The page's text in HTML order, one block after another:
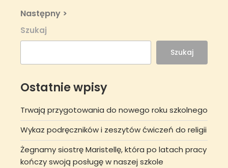
Next
Post
Następny >
Szukaj
Szukaj
Ostatnie wpisy
Trwają przygotowania do nowego roku szkolnego
Wykaz podręczników i zeszytów ćwiczeń do religii
Żegnamy siostrę Maristellę, która po latach pracy
kończy swoją posługę w naszej szkole